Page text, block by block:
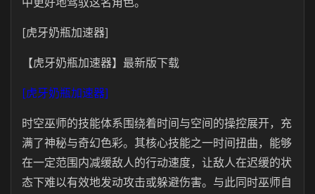
[虎牙奶瓶加速器]
【虎牙奶瓶加速器】最新版下载
[虎牙奶瓶加速器]
时空巫师的技能体系围绕着时间与空间的操控展开，充
满了神秘与奇幻色彩。其核心技能之一时间扭曲，能够
在一定范围内减缓敌人的行动速度，让敌人在迟缓的状
态下难以有效地发动攻击或躲避伤害。与此同时巫师自